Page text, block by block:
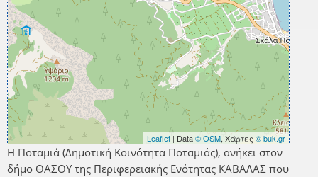
Leaflet | Data© OSM, Χάρτες © buk.gr
Η Ποταμιά (Δημοτική Κοινότητα Ποταμιάς), ανήκει στον
δήμο ΘΑΣΟΥ της Περιφερειακής Ενότητας ΚΑΒΑΛΑΣ που